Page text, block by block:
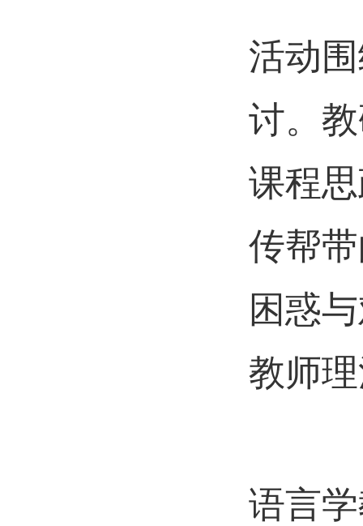
活动
讨。
课程
传帮
困惑
教师
语言